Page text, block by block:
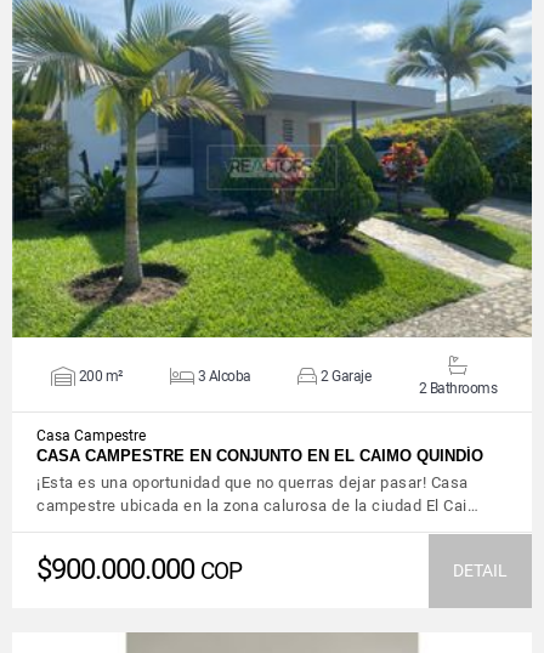
VIEW DETAILS
200 m² 3 Alcoba 2 Garaje
2 Bathrooms
Casa Campestre
CASA CAMPESTRE EN CONJUNTO EN EL CAIMO QUINDÍO
¡Esta es una oportunidad que no querras dejar pasar! Casa
campestre ubicada en la zona calurosa de la ciudad El Cai…
$900.000.000 COP DETAIL